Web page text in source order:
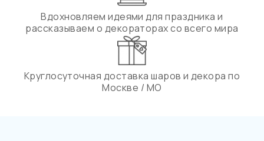
Вдохновляем идеями для праздника и
рассказываем о декораторах со всего мира
Круглосуточная доставка шаров и декора по
Москве / МО